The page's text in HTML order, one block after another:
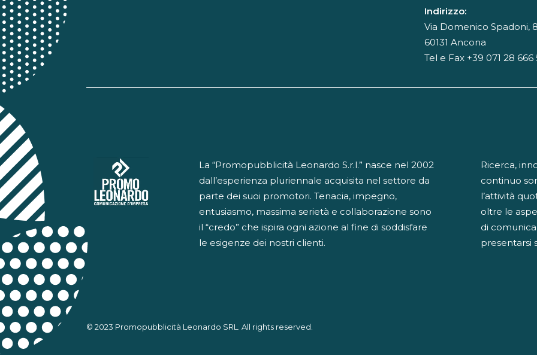
Indirizzo:
Via Domenico Spadoni,
60131 Ancona
Tel e Fax +39 071 28 666
La “Promopubblicità Leonardo S.r.l.” nasce nel 2002
dall’esperienza pluriennale acquisita nel settore da
parte dei suoi promotori. Tenacia, impegno,
entusiasmo, massima serietà e collaborazione sono
il “credo” che ispira ogni azione al fine di soddisfare
le esigenze dei nostri clienti.
Ricerca,
continuo
l’attività
oltre le
di
presentarsi
© 2023 Promopubblicità Leonardo SRL. All rights reserved.